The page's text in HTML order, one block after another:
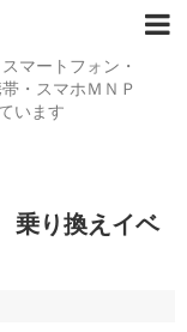
マートフォン・
・スマホＭＮＰ
います
乗り換えイベ